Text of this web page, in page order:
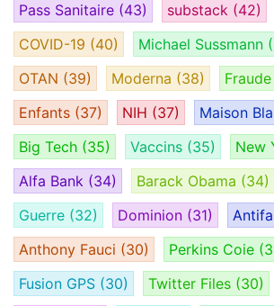
Pass Sanitaire (43) substack (42)
COVID-19 (40) Michael Sussmann
OTAN (39) Moderna (38) Fraude
Enfants (37) NIH (37) Maison
Big Tech (35) Vaccins (35) New
Alfa Bank (34) Barack Obama (34)
Guerre (32) Dominion (31) Antifa
Anthony Fauci (30) Perkins Coie
Fusion GPS (30) Twitter Files (30)